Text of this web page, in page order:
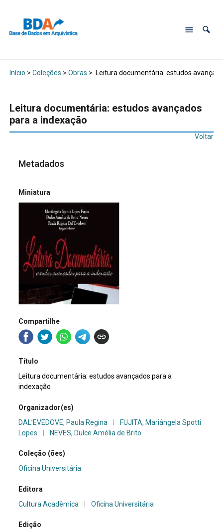
Início > Coleções > Obras > Leitura documentária: estudos
Leitura documentária: estudos avançados
para a indexação
Voltar
Metadados
Miniatura
Compartilhe
Título
Leitura documentária: estudos avançados para a
indexação
Organizador(es)
DAL’EVEDOVE, Paula Regina
FUJITA, Mariângela Spotti
Lopes
NEVES, Dulce Amélia de Brito
Coleção (ões)
Oficina Universitária
Editora
Cultura Acadêmica
| Oficina Universitária
Edição